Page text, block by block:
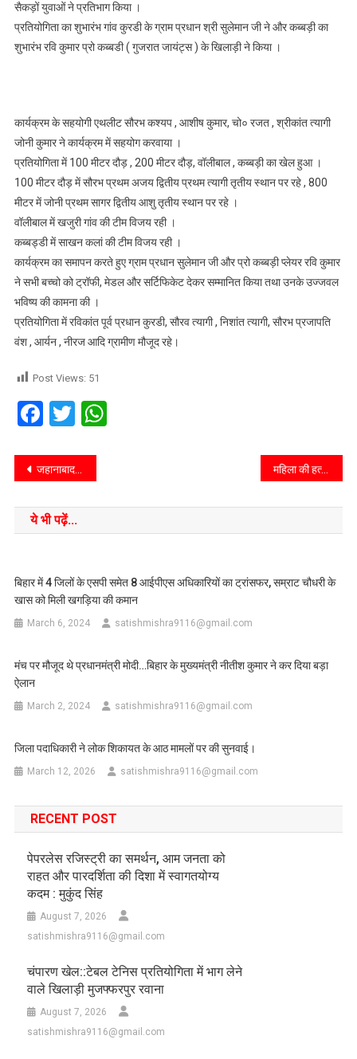
सैकड़ों युवाओं ने प्रतिभाग किया ।
प्रतियोगिता का शुभारंभ गांव कुरडी के ग्राम प्रधान श्री सुलेमान जी ने और कब्बड़ी का
शुभारंभ रवि कुमार प्रो कब्बडी ( गुजरात जायंट्स ) के खिलाड़ी ने किया ।
कार्यक्रम के सहयोगी एथलीट सौरभ कश्यप , आशीष कुमार, चो० रजत , श्रीकांत त्यागी
जोनी कुमार ने कार्यक्रम में सहयोग करवाया ।
प्रतियोगिता में 100 मीटर दौड़ , 200 मीटर दौड़, वॉलीबाल , कब्बड़ी का खेल हुआ ।
100 मीटर दौड़ में सौरभ प्रथम अजय द्वितीय प्रथम त्यागी तृतीय स्थान पर रहे , 800
मीटर में जोनी प्रथम सागर द्वितीय आशु तृतीय स्थान पर रहे ।
वॉलीबाल में खजुरी गांव की टीम विजय रही ।
कब्बड्डी में साखन कलां की टीम विजय रही ।
कार्यक्रम का समापन करते हुए ग्राम प्रधान सुलेमान जी और प्रो कब्बड़ी प्लेयर रवि कुमार
ने सभी बच्चो को ट्रॉफी, मेडल और सर्टिफिकेट देकर सम्मानित किया तथा उनके उज्जवल
भविष्य की कामना की ।
प्रतियोगिता में रविकांत पूर्व प्रधान कुरडी, सौरव त्यागी , निशांत त्यागी, सौरभ प्रजापति
वंश , आर्यन , नीरज आदि ग्रामीण मौजूद रहे।
Post Views: 51
Facebook
TwitterWhatsApp
जहानाबाद जिला पदाधिकारी ने 18 वी लोकसभा का चुनाव की घोषणा के उपरांत समाहरणालय में मिडिया से मुखातिब होकर दिया जानकारी। महिला की हत्या वो भी अंडे की सब्जी न बनाने पर, पुलिस तक हैरान
ये भी पढ़ें...
बिहार में 4 जिलों के एसपी समेत 8 आईपीएस अधिकारियों का ट्रांसफर, सम्राट चौधरी के
खास को मिली खगड़िया की कमान
March 6, 2024 satishmishra9116@gmail.com
मंच पर मौजूद थे प्रधानमंत्री मोदी…बिहार के मुख्यमंत्री नीतीश कुमार ने कर दिया बड़ा
ऐलान
March 2, 2024 satishmishra9116@gmail.com
जिला पदाधिकारी ने लोक शिकायत के आठ मामलों पर की सुनवाई।
March 12, 2026 satishmishra9116@gmail.com
RECENT POST
पेपरलेस रजिस्ट्री का समर्थन, आम जनता को
राहत और पारदर्शिता की दिशा में स्वागतयोग्य
कदम : मुकुंद सिंह
August 7, 2026
satishmishra9116@gmail.com
चंपारण खेल::टेबल टेनिस प्रतियोगिता में भाग लेने
वाले खिलाड़ी मुजफ्फरपुर रवाना
August 7, 2026
satishmishra9116@gmail.com